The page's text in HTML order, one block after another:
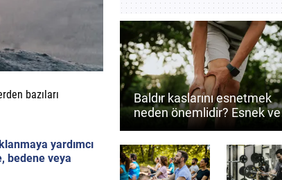
bazıları
yardımcı
bedene veya
Baldır kaslarını esnetmek
neden önemlidir? Esnek ve
güçlü bacaklar için ipuçları